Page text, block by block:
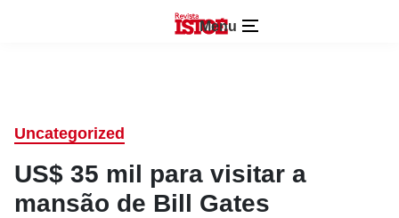
Menu
Uncategorized
US$ 35 mil para visitar a
mansão de Bill Gates